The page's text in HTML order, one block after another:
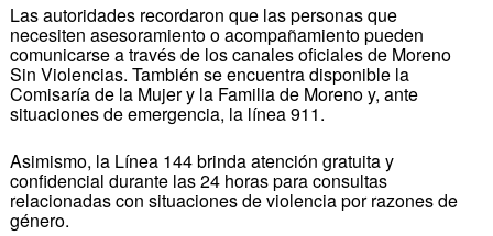
Las autoridades recordaron que las personas que
necesiten asesoramiento o acompañamiento pueden
comunicarse a través de los canales oficiales de Moreno
Sin Violencias. También se encuentra disponible la
Comisaría de la Mujer y la Familia de Moreno y, ante
situaciones de emergencia, la línea 911.
Asimismo, la Línea 144 brinda atención gratuita y
confidencial durante las 24 horas para consultas
relacionadas con situaciones de violencia por razones de
género.